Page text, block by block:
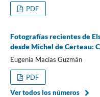
PDF
Fotografías recientes de
desde Michel de Certeau:
Eugenia Macías Guzmán
PDF
Ver todos los números